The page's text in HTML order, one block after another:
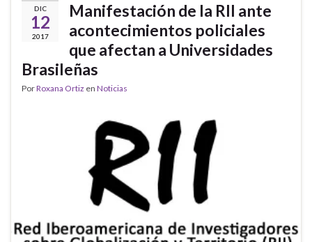
DIC
12
2017
Manifestación de la RII ante
acontecimientos policiales
que afectan a Universidades
Brasileñas
PorRoxana Ortiz en Noticias